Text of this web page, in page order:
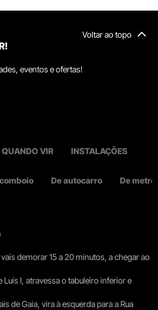
Voltar ao topo
eventos e ofertas!
QUANDO VIR INSTALAÇÕES
De autocarro De metro
demorar 15 a 20 minutos, a chegar ao
I, atravessa o tabuleiro inferior e
de Gaia, vira à esquerda para a Rua